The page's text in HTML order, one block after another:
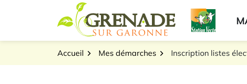
Logo Grenade sur Garonne
Accueil Mes démarches Inscription listes